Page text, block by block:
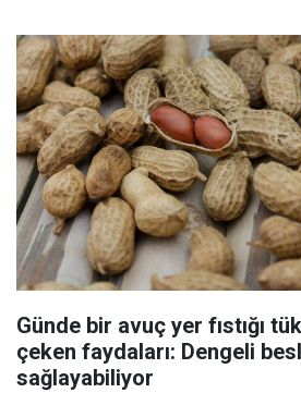
Günde bir avuç yer fıstığı
çeken faydaları: Dengeli
sağlayabiliyor